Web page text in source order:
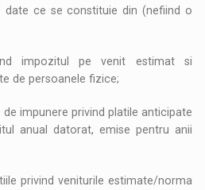
date ce se constituie din (nefiind o
impozitul pe venit estimat si
de persoanele fizice;
impunere privind platile anticipate
anual datorat, emise pentru anii
privind veniturile estimate/norma